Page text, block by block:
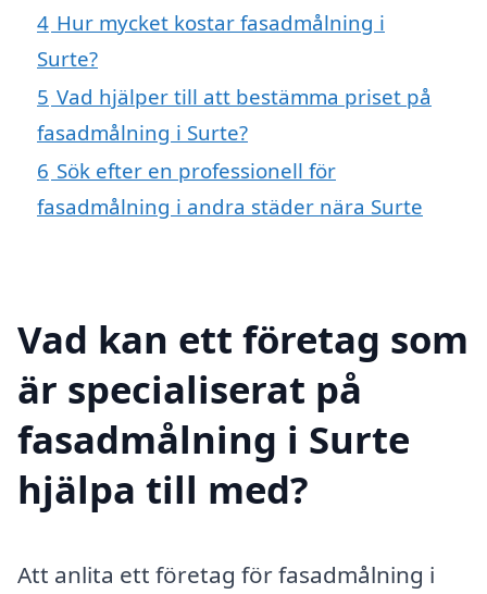
4 Hur mycket kostar fasadmålning i
Surte?
5 Vad hjälper till att bestämma priset på
fasadmålning i Surte?
6 Sök efter en professionell för
fasadmålning i andra städer nära Surte
Vad kan ett företag som
är specialiserat på
fasadmålning i Surte
hjälpa till med?
Att anlita ett företag för fasadmålning i